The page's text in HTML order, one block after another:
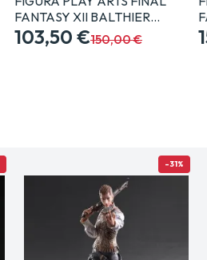
FANTASY XII BALTHIER…
103,50 €150,00 €
-31%